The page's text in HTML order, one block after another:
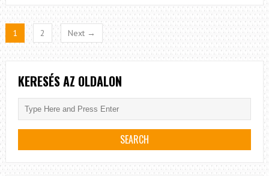
KALANDOK
–
MAGYAR
NYÁR
1 2 Next →
KERESÉS AZ OLDALON